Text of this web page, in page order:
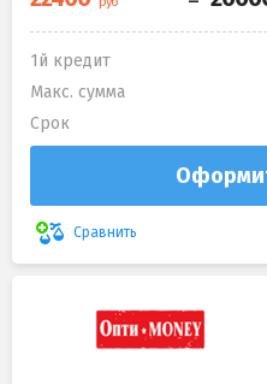
1й кредит
Макс. сумма
Срок
Сравнить